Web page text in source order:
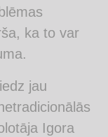
ka to var
jau
Igora